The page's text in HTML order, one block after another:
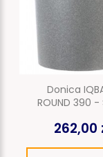
Donica
ROUND 390 -
262,00